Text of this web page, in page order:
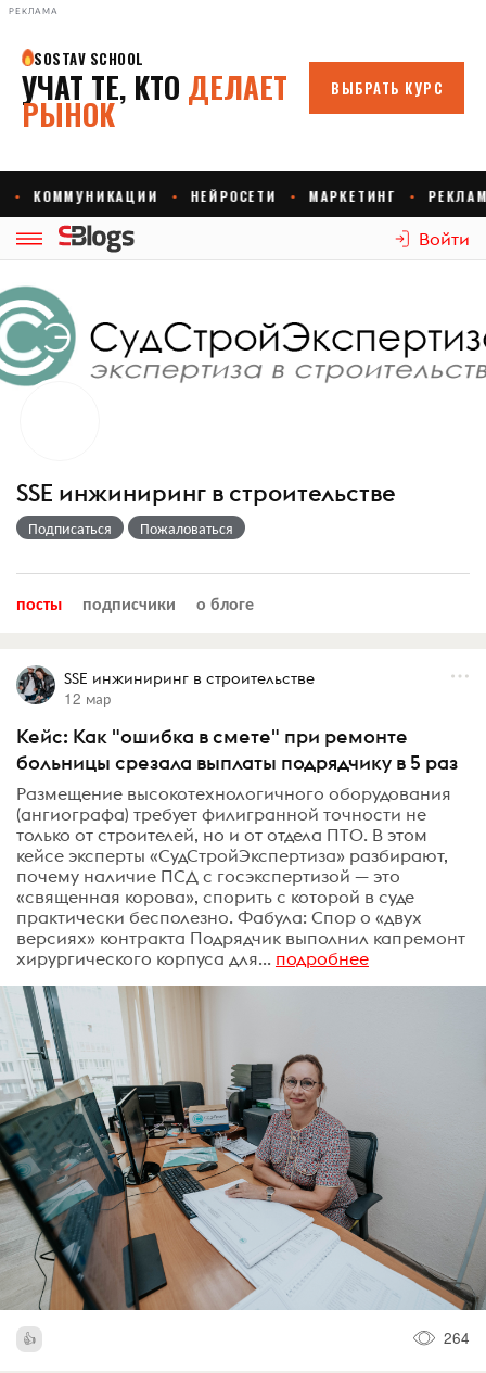
РЕКЛАМА
Войти
SSE инжиниринг в строительстве
Подписаться Пожаловаться
посты подписчики о блоге
SSE инжиниринг в строительстве
12 мар
Кейс: Как "ошибка в смете" при ремонте
больницы срезала выплаты подрядчику в 5 раз
Размещение высокотехнологичного оборудования
(ангиографа) требует филигранной точности не
только от строителей, но и от отдела ПТО. В этом
кейсе эксперты «СудСтройЭкспертиза» разбирают,
почему наличие ПСД с госэкспертизой — это
«священная корова», спорить с которой в суде
практически бесполезно. Фабула: Спор о «двух
версиях» контракта Подрядчик выполнил капремонт
хирургического корпуса для... подробнее
264